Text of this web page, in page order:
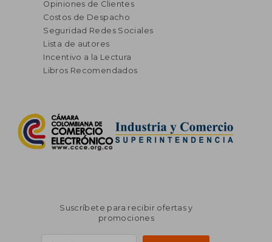
Opiniones de Clientes
Costos de Despacho
Seguridad Redes Sociales
Lista de autores
Incentivo a la Lectura
Libros Recomendados
Suscríbete para recibir ofertas y
promociones